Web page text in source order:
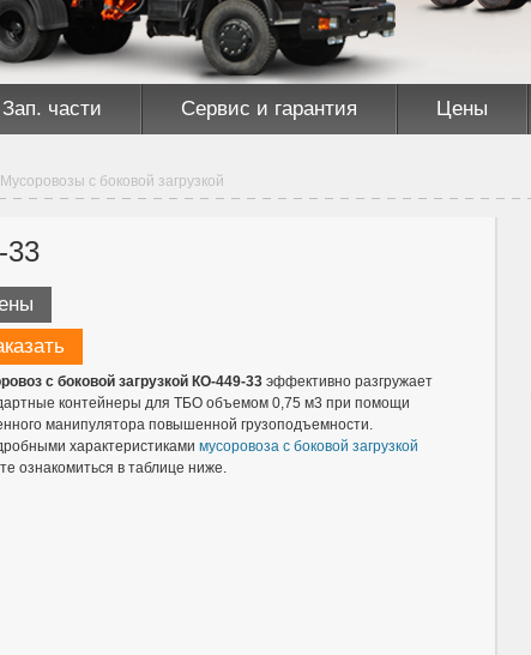
Зап. части Сервис и гарантия Цены
Мусоровозы с боковой загрузкой
33
с боковой загрузкой КО-449-33 эффективно разгружает
контейнеры для ТБО объемом 0,75 м3 при помощи
манипулятора повышенной грузоподъемности.
характеристиками мусоровоза с боковой загрузкой
ознакомиться в таблице ниже.